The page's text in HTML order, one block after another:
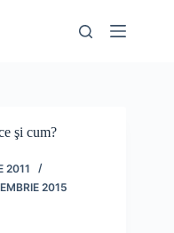
şi cum?
2011
2015